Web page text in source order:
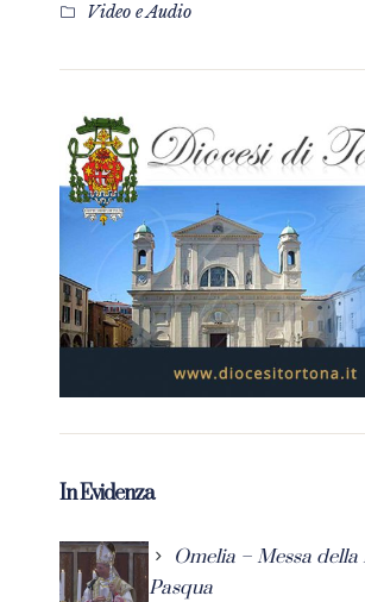
Video e Audio
In Evidenza
Omelia – Messa
Pasqua